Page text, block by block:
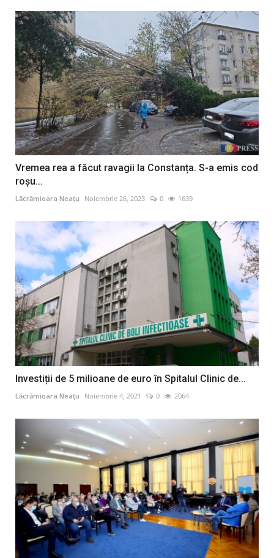
Vremea rea a făcut ravagii la Constanța. S-a emis cod
roșu...
Lăcrămioara Neațu Noiembrie 26, 2023 0 1639
Investiții de 5 milioane de euro în Spitalul Clinic de...
Lăcrămioara Neațu Noiembrie 4, 2021 0 2064